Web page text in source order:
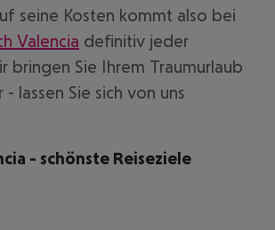
seine Kosten kommt also bei
Valencia definitiv jeder
bringen Sie Ihrem Traumurlaub
- lassen Sie sich von uns
- schönste Reiseziele